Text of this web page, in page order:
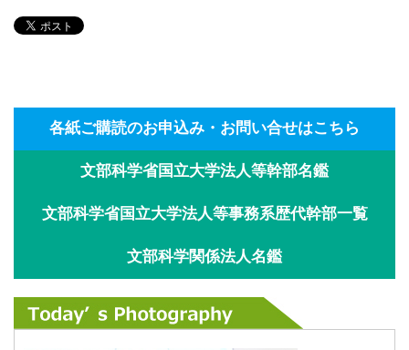
各紙ご購読のお申込み・お問い合せはこちら
文部科学省国立大学法人等幹部名鑑
文部科学省国立大学法人等事務系歴代幹部一覧
文部科学関係法人名鑑